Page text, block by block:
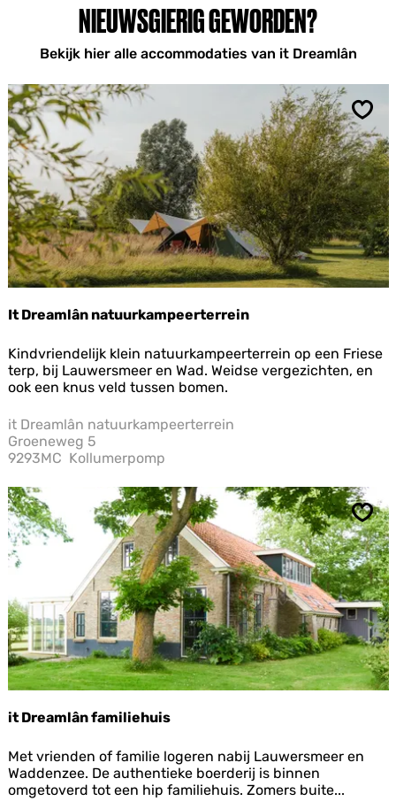
NIEUWSGIERIG GEWORDEN?
Bekijk hier alle accommodaties van it Dreamlân
It Dreamlân natuurkampeerterrein
I
t
D
e
a
m
â
n
n
a
t
u
r
k
a
m
p
e
r
e
r
r
Kindvriendelijk klein natuurkampeerterrein op een Friese
terp, bij Lauwersmeer en Wad. Weidse vergezichten, en
ook een knus veld tussen bomen.
it Dreamlân natuurkampeerterrein
Groeneweg 5
9293MC Kollumerpomp
it Dreamlân familiehuis
i
t
D
Met vrienden of familie logeren nabij Lauwersmeer en
Waddenzee. De authentieke boerderij is binnen
omgetoverd tot een hip familiehuis. Zomers buite...